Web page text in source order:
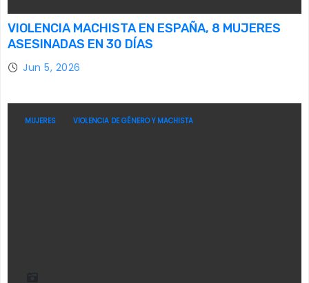
VIOLENCIA MACHISTA EN ESPAÑA, 8 MUJERES
ASESINADAS EN 30 DÍAS
Jun 5, 2026
MUJERES VIOLENCIA DE GÉNERO Y MACHISTA